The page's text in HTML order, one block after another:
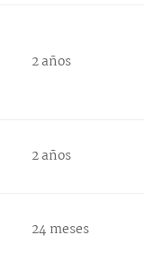
2 años
2 años
24 meses